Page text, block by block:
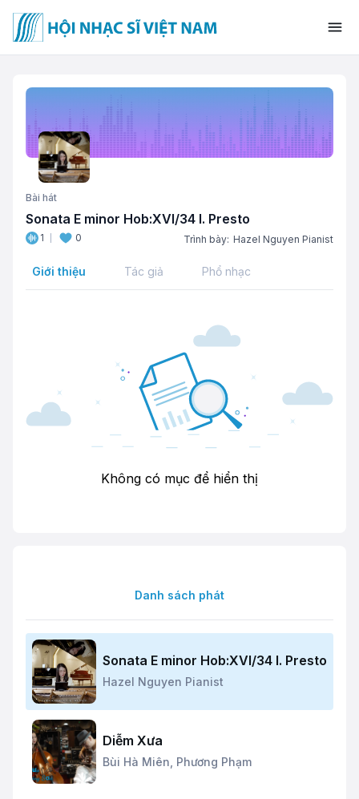
Bài hát
Sonata E minor Hob:XVI/34 I. Presto
1 0 Trình bày: Hazel Nguyen Pianist
Giới thiệu Tác giả Phổ nhạc
Không có mục để hiển thị
Danh sách phát
Sonata E minor Hob:XVI/34 I. Presto
Hazel Nguyen Pianist
Diễm Xưa
Bùi Hà Miên, Phương Phạm